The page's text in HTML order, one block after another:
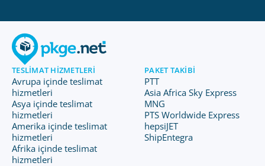
TESLIMAT HIZMETLERI
Avrupa içinde teslimat
hizmetleri
Asya içinde teslimat
hizmetleri
Amerika içinde teslimat
hizmetleri
Afrika içinde teslimat
hizmetleri
PAKET TAKIBI
PTT
Asia Africa Sky Express
MNG
PTS Worldwide Express
hepsiJET
ShipEntegra